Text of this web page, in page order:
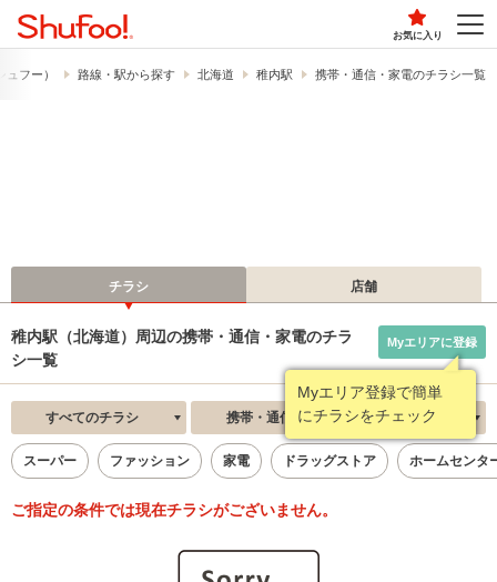
お気に入り
フー） 路線・駅から探す 北海道 稚内駅 携帯・通信・家電のチラシ一覧
チラシ 店舗
稚内駅（北海道）周辺の携帯・通信・家電のチラ
シ一覧
Myエリア登録で簡単
にチラシをチェック
Myエリアに登録
すべてのチラシ 携帯・通信・家電 新着順
スーパー ファッション 家電 ドラッグストア ホームセンタ
ご指定の条件では現在チラシがございません。